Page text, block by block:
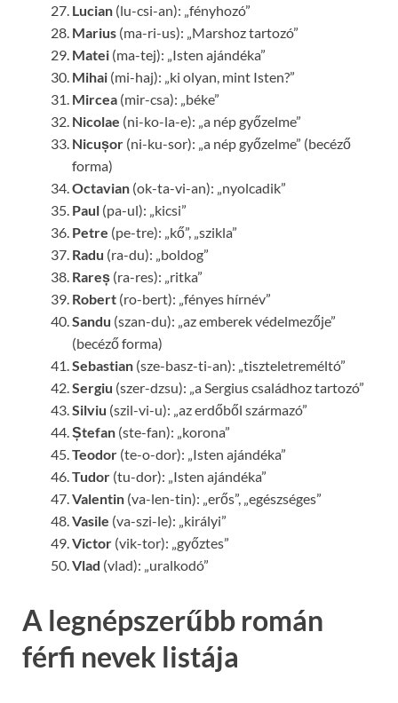
Lucian (lu-csi-an): „fényhozó”
Marius (ma-ri-us): „Marshoz tartozó”
Matei (ma-tej): „Isten ajándéka”
Mihai (mi-haj): „ki olyan, mint Isten?”
Mircea (mir-csa): „béke”
Nicolae (ni-ko-la-e): „a nép győzelme”
Nicușor (ni-ku-sor): „a nép győzelme” (becéző
forma)
Octavian (ok-ta-vi-an): „nyolcadik”
Paul (pa-ul): „kicsi”
Petre (pe-tre): „kő”, „szikla”
Radu (ra-du): „boldog”
Rareș (ra-res): „ritka”
Robert (ro-bert): „fényes hírnév”
Sandu (szan-du): „az emberek védelmezője”
(becéző forma)
Sebastian (sze-basz-ti-an): „tiszteletreméltó”
Sergiu (szer-dzsu): „a Sergius családhoz tartozó”
Silviu (szil-vi-u): „az erdőből származó”
Ștefan (ste-fan): „korona”
Teodor (te-o-dor): „Isten ajándéka”
Tudor (tu-dor): „Isten ajándéka”
Valentin (va-len-tin): „erős”, „egészséges”
Vasile (va-szi-le): „királyi”
Victor (vik-tor): „győztes”
Vlad (vlad): „uralkodó”
A legnépszerűbb román
férfi nevek listája